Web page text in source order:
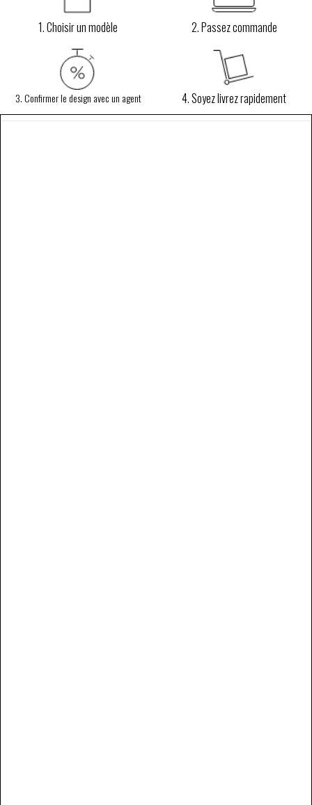
1. Choisir un modèle 2. Passez commande
3. Confirmer le design avec un agent 4. Soyez livrez rapidement